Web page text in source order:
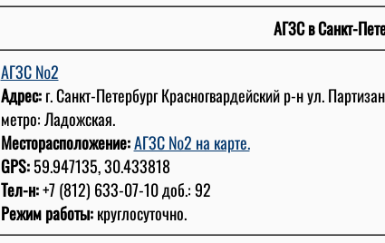
АГЗС в Санкт-
АГЗС №2
Адрес:г. Санкт-Петербург Красногвардейский р-н ул.
метро: Ладожская.
Месторасположение:АГЗС №2 на карте.
GPS:59.947135, 30.433818
Тел-н:+7 (812) 633-07-10 доб.: 92
Режим работы:круглосуточно.